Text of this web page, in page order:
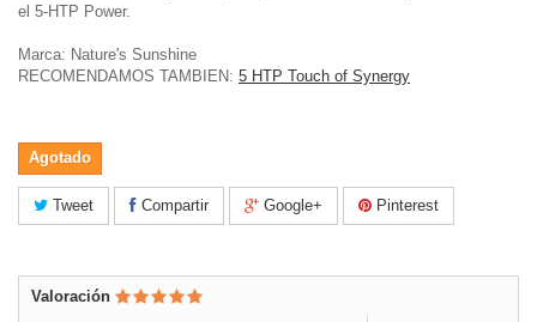
el 5-HTP Power.
Marca: Nature's Sunshine
RECOMENDAMOS TAMBIEN: 5 HTP Touch of Synergy
Agotado
Tweet Compartir Google+ Pinterest
Valoración